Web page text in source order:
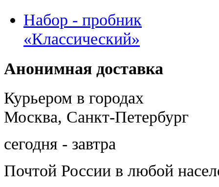
Набор - пробник
«Классический»
Анонимная доставка
Курьером в городах
Москва, Санкт-Петербург
сегодня - завтра
Почтой России в любой